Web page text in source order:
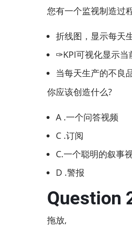
您有一个监视制造过
折线图，显示每天
✑KPI可视化显示当
当每天生产的不良
你应该创造什么?
A .一个问答视频
C .订阅
C.一个聪明的叙事
D .警报
Question
拖放,